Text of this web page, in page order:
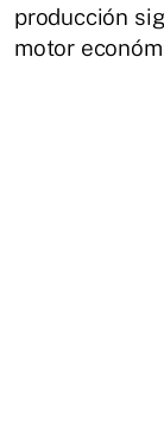
producción
motor